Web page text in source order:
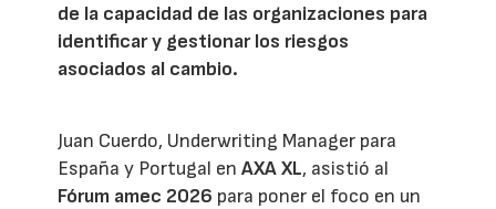
de la capacidad de las organizaciones para
identificar y gestionar los riesgos
asociados al cambio.
Juan Cuerdo, Underwriting Manager para
España y Portugal enAXA XL, asistió al
Fórum amec 2026 para poner el foco en un